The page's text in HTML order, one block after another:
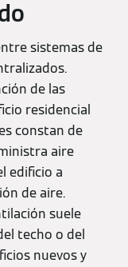
sistemas de
de las
residencial
constan de
aire
edificio a
de aire.
suele
techo o del
nuevos y